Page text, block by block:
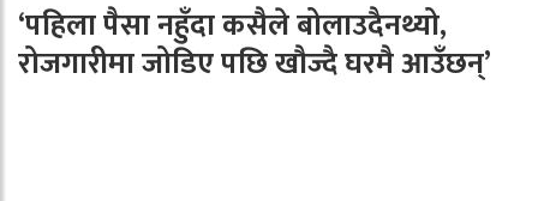
‘पहिला पैसा नहुँदा कसैले बोलाउदैनथ्यो,
रोजगारीमा जोडिए पछि खौज्दै घरमै आउँछन्’